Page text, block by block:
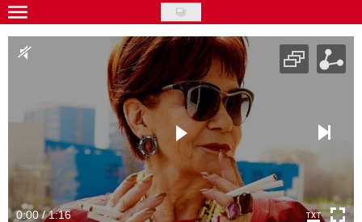
Skip
to
main
Gwiazdy
Styl życia
Kultura
0:00 / 1:16